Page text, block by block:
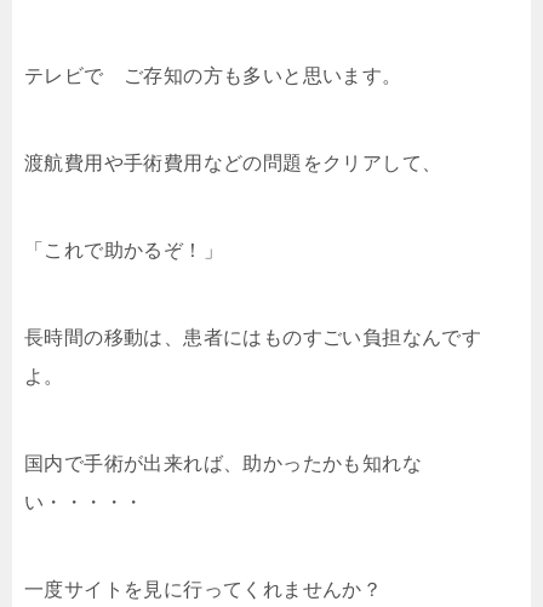
テレビで ご存知の方も多いと思います。
渡航費用や手術費用などの問題をクリアして、
「これで助かるぞ！」
長時間の移動は、患者にはものすごい負担なんです
よ。
国内で手術が出来れば、助かったかも知れな
い・・・・・
一度サイトを見に行ってくれませんか？